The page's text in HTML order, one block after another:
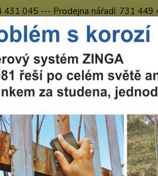
431 045 --- Prodejna nářadí: 731
Obchodní podmínky Kontakty Česká
pracovní prostředky Pracovní
kalhoty s